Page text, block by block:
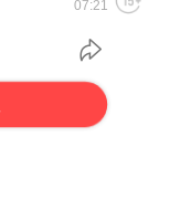
07:21